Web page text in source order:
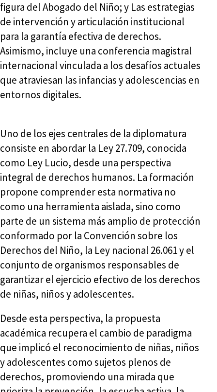
figura del Abogado del Niño; y Las estrategias
de intervención y articulación institucional
para la garantía efectiva de derechos.
Asimismo, incluye una conferencia magistral
internacional vinculada a los desafíos actuales
que atraviesan las infancias y adolescencias en
entornos digitales.
Uno de los ejes centrales de la diplomatura
consiste en abordar la Ley 27.709, conocida
como Ley Lucio, desde una perspectiva
integral de derechos humanos. La formación
propone comprender esta normativa no
como una herramienta aislada, sino como
parte de un sistema más amplio de protección
conformado por la Convención sobre los
Derechos del Niño, la Ley nacional 26.061 y el
conjunto de organismos responsables de
garantizar el ejercicio efectivo de los derechos
de niñas, niños y adolescentes.
Desde esta perspectiva, la propuesta
académica recupera el cambio de paradigma
que implicó el reconocimiento de niñas, niños
y adolescentes como sujetos plenos de
derechos, promoviendo una mirada que